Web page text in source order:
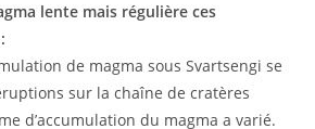
lente mais régulière ces
de magma sous Svartsengi se
sur la chaîne de cratères
d’accumulation du magma a varié.